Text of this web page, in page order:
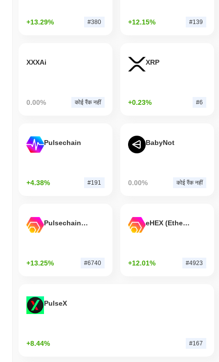
+13.29% #380 +12.15% #139
XXXAi
0.00% कोई रैंक नहीं
XRP
+0.23% #6
Pulsechain
+4.38% #191
BabyNot
0.00% कोई रैंक नहीं
Pulsechain Bridged HEX (Pulsechain)
+13.25% #6740
eHEX (Ethereum)
+12.01% #4923
PulseX
+8.44% #167